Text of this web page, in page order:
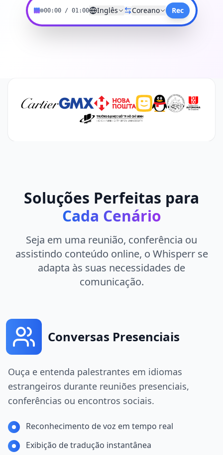
00:00/ 01:00 Inglês Coreano Rec
Soluções Perfeitas para
Cada Cenário
Seja em uma reunião, conferência ou
assistindo conteúdo online, o Whisperr se
adapta às suas necessidades de
comunicação.
Conversas Presenciais
Ouça e entenda palestrantes em idiomas
estrangeiros durante reuniões presenciais,
conferências ou encontros sociais.
Reconhecimento de voz em tempo real
Exibição de tradução instantânea